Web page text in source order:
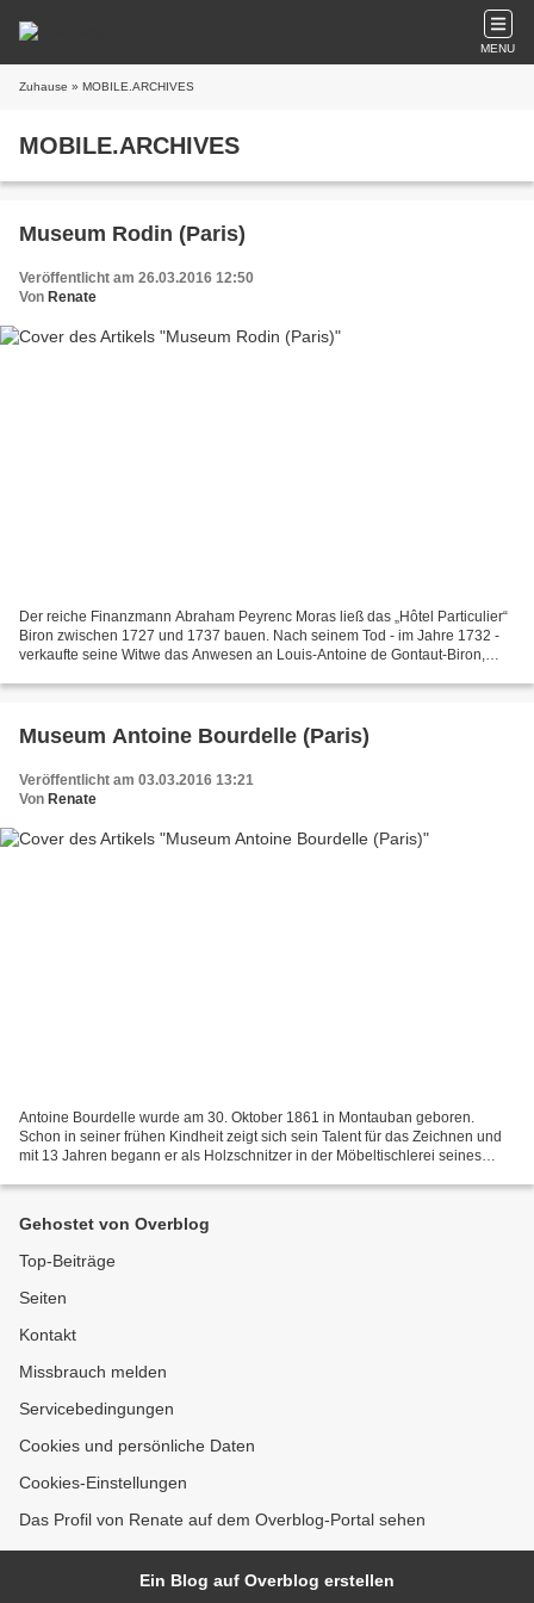
MENU
Zuhause » MOBILE.ARCHIVES
MOBILE.ARCHIVES
Museum Rodin (Paris)
Veröffentlicht am 26.03.2016 12:50
Von Renate
Der reiche Finanzmann Abraham Peyrenc Moras ließ das „Hôtel Particulier“
Biron zwischen 1727 und 1737 bauen. Nach seinem Tod - im Jahre 1732 -
verkaufte seine Witwe das Anwesen an Louis-Antoine de Gontaut-Biron,
Museum Antoine Bourdelle (Paris)
Veröffentlicht am 03.03.2016 13:21
Von Renate
Antoine Bourdelle wurde am 30. Oktober 1861 in Montauban geboren.
Schon in seiner frühen Kindheit zeigt sich sein Talent für das Zeichnen und
mit 13 Jahren begann er als Holzschnitzer in der Möbeltischlerei seines
Gehostet von Overblog
Top-Beiträge
Seiten
Kontakt
Missbrauch melden
Servicebedingungen
Cookies und persönliche Daten
Cookies-Einstellungen
Das Profil von Renate auf dem Overblog-Portal sehen
Ein Blog auf Overblog erstellen